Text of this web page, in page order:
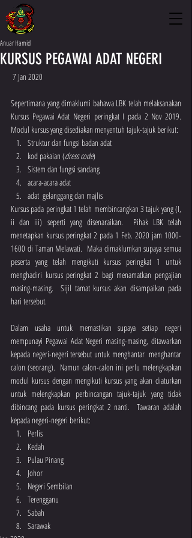
KURSUS PEGAWAI ADAT NEGERI
Anuar Hamid
7 Jan 2020
Sepertimana yang dimaklumi bahawa LBK telah melaksanakan
Kursus Pegawai Adat Negeri peringkat I pada 2 Nov 2019.
Modul kursus yang disediakan menyentuh tajuk-tajuk berikut:
Struktur dan fungsi badan adat
kod pakaian (dress code)
Sistem dan fungsi sandang
acara-acara adat
adat  gelanggang dan majlis
Kursus pada peringkat 1 telah membincangkan 3 tajuk yang (I,
ii dan iii) seperti yang disenaraikan.  Pihak LBK telah
menetapkan kursus peringkat 2 pada 1 Feb. 2020 jam 1000-
1600 di Taman Melawati.  Maka dimaklumkan supaya semua
peserta yang telah mengikuti kursus peringkat 1 untuk
menghadiri kursus peringkat 2 bagi menamatkan pengajian
masing-masing.  Sijil tamat kursus akan disampaikan pada
hari tersebut.
Dalam usaha untuk memastikan supaya setiap negeri
mempunayi Pegawai Adat Negeri masing-masing, ditawarkan
kepada negeri-negeri tersebut untuk menghantar  menghantar
calon (seorang).  Namun calon-calon ini perlu melengkapkan
modul kursus dengan mengikuti kursus yang akan diaturkan
untuk melengkapkan perbincangan tajuk-tajuk yang tidak
dibincang pada kursus peringkat 2 nanti.  Tawaran adalah
kepada negeri-negeri berikut:
Perlis
Kedah
Pulau Pinang
Johor
Negeri Sembilan
Terengganu
Sabah
Sarawak